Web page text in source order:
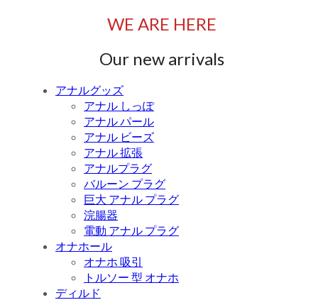
WE ARE HERE
Our new arrivals
アナルグッズ
アナル しっぽ
アナル パール
アナル ビーズ
アナル 拡張
アナルプラグ
バルーン プラグ
巨大 アナル プラグ
浣腸器
電動 アナル プラグ
オナホール
オナホ 吸引
トルソー 型 オナホ
ディルド